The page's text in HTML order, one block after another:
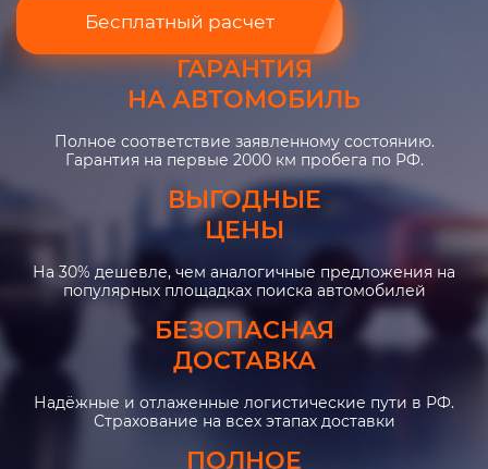
Бесплатный расчет
ГАРАНТИЯ
НА АВТОМОБИЛЬ
Полное соответствие заявленному состоянию.
Гарантия на первые 2000 км пробега по РФ.
ВЫГОДНЫЕ
ЦЕНЫ
На 30% дешевле, чем аналогичные предложения на
популярных площадках поиска автомобилей
БЕЗОПАСНАЯ
ДОСТАВКА
Надёжные и отлаженные логистические пути в РФ.
Страхование на всех этапах доставки
ПОЛНОЕ